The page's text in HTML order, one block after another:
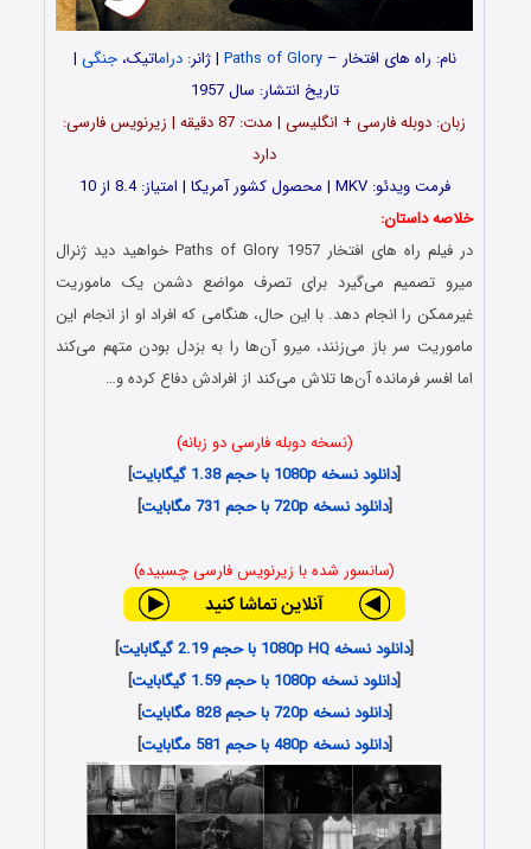
نام: راه های افتخار –Paths of Glory | ژانر:دراماتیک،جنگی |
تاریخ انتشار: سال 1957
زبان: دوبله فارسی + انگلیسی | مدت: 87 دقیقه | زیرنویس فارسی:
دارد
فرمت ویدئو: MKV | محصول کشور آمریکا | امتیاز: 8.4 از 10
خلاصه داستان:
در فیلم راه های افتخار Paths of Glory 1957 خواهید دید ژنرال
میرو تصمیم می‌گیرد برای تصرف مواضع دشمن یک ماموریت
غیرممکن را انجام دهد. با این حال، هنگامی که افراد او از انجام این
ماموریت سر باز می‌زنند، میرو آن‌ها را به بزدل بودن متهم می‌کند
اما افسر فرمانده آن‌ها تلاش می‌کند از افرادش دفاع کرده و…
(نسخه دوبله فارسی دو زبانه)
[دانلود نسخه 1080p با حجم 1.38 گیگابایت
]
[دانلود نسخه 720p با حجم 731 مگابایت ]
(سانسور شده با زیرنویس فارسی چسبیده)
[دانلود نسخه 1080p HQ با حجم 2.19 گیگابایت
]
[دانلود نسخه 1080p با حجم 1.59 گیگابایت
]
[دانلود نسخه 720p با حجم 828 مگابایت
]
[دانلود نسخه 480p با حجم 581 مگابایت ]